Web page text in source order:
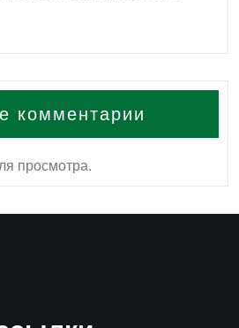
комментарии
просмотра.